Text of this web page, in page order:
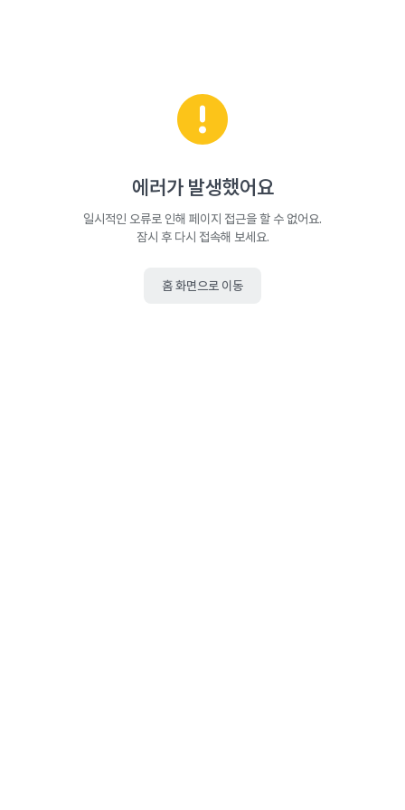
에러가 발생했어요
일시적인 오류로 인해 페이지 접근을 할 수 없어요.
잠시 후 다시 접속해 보세요.
홈 화면으로 이동